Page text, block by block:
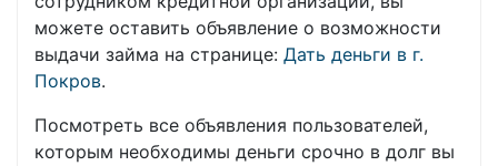
можете оставить объявление о возможности
выдачи займа на странице: Дать деньги в г.
Покров.
Посмотреть все объявления пользователей,
которым необходимы деньги срочно в долг вы